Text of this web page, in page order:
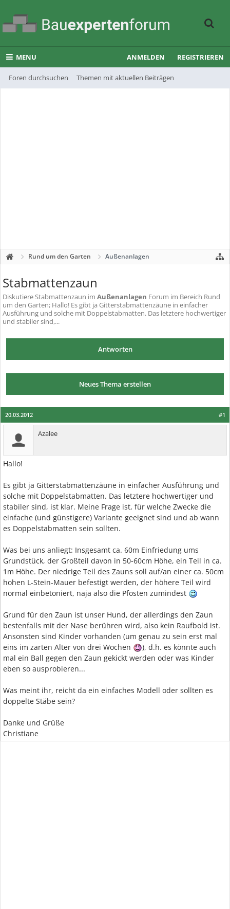
MENU
Foren durchsuchen Themen mit aktuellen Beiträgen
ANMELDEN REGISTRIEREN
Rund um den Garten Außenanlagen
Stabmattenzaun
DiskutiereStabmattenzaun im Außenanlagen Forum im Bereich Rund
um den Garten; Hallo! Es gibt ja Gitterstabmattenzäune in einfacher
Ausführung und solche mit Doppelstabmatten. Das letztere hochwertiger
und stabiler sind,...
Antworten
Neues Thema erstellen
#1
20.03.2012
Azalee
Hallo!
Es gibt ja Gitterstabmattenzäune in einfacher Ausführung und
solche mit Doppelstabmatten. Das letztere hochwertiger und
stabiler sind, ist klar. Meine Frage ist, für welche Zwecke die
einfache (und günstigere) Variante geeignet sind und ab wann
es Doppelstabmatten sein sollten.
Was bei uns anliegt: Insgesamt ca. 60m Einfriedung ums
Grundstück, der Großteil davon in 50-60cm Höhe, ein Teil in ca.
1m Höhe. Der niedrige Teil des Zauns soll auf/an einer ca. 50cm
hohen L-Stein-Mauer befestigt werden, der höhere Teil wird
normal einbetoniert, naja also die Pfosten zumindest
Grund für den Zaun ist unser Hund, der allerdings den Zaun
bestenfalls mit der Nase berühren wird, also kein Raufbold ist.
Ansonsten sind Kinder vorhanden (um genau zu sein erst mal
eins im zarten Alter von drei Wochen
), d.h. es könnte auch
mal ein Ball gegen den Zaun gekickt werden oder was Kinder
eben so ausprobieren...
Was meint ihr, reicht da ein einfaches Modell oder sollten es
doppelte Stäbe sein?
Danke und Grüße
Christiane